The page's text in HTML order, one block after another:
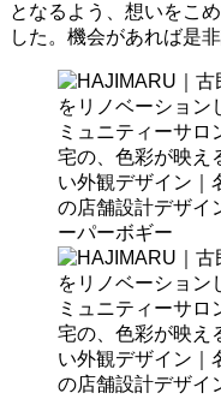
となるよう、想いをこ
した。機会があれば是